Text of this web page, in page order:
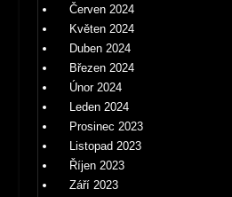
Červen 2024
Květen 2024
Duben 2024
Březen 2024
Únor 2024
Leden 2024
Prosinec 2023
Listopad 2023
Říjen 2023
Září 2023